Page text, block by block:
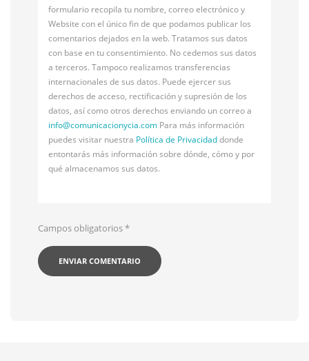
formulario recopila tu nombre, correo electrónico y
Website con el único fin de que podamos publicar los
comentarios dejados en la web. Tratamos sus datos
con base en tu consentimiento. No cedemos sus datos
a terceros. Tampoco realizamos transferencias
internacionales de sus datos. Puede ejercer sus
derechos de acceso, rectificación y supresión de los
datos, así como otros derechos enviando un correo a
info@comunicacionycia.com Para más información
puedes visitar nuestra Política de Privacidaddonde
entontarás más información sobre dónde, cómo y por
qué almacenamos sus datos.
Campos obligatorios*